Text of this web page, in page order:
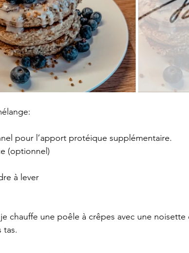
pour l’apport protéique supplémentaire.
(optionnel)
à lever
chauffe une poêle à crêpes avec une
tas.